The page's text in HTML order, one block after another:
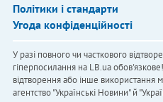
Політики і стандарти
Угода конфіденційності
У разі повного чи часткового
гіперпосилання на LB.ua
відтворення або інше використання
агентство "Українськi Новини" й